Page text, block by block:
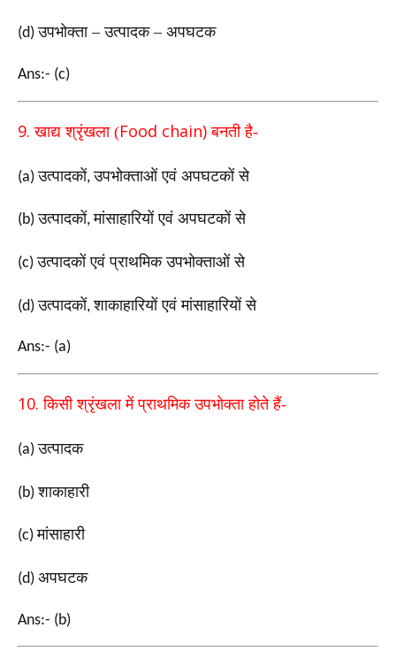
(d)उपभोक्ता–उत्पादक– अपघटक
Ans:- (c)
9.खाद्य श्रृंखला (Food chain)बनती है-
(a)उत्पादकों,उपभोक्ताओं एवं अपघटकों से
(b)उत्पादकों,मांसाहारियों एवं अपघटकों से
(c)उत्पादकों एवं प्राथमिक उपभोक्ताओं से
(d)उत्पादकों,शाकाहारियों एवं मांसाहारियों से
Ans:- (a)
10.किसी श्रृंखला में प्राथमिक उपभोक्ता होते हैं-
(a)उत्पादक
(b)शाकाहारी
(c)मांसाहारी
(d) अपघटक
Ans:- (b)